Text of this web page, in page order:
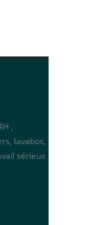
,
lavabos,
sérieux